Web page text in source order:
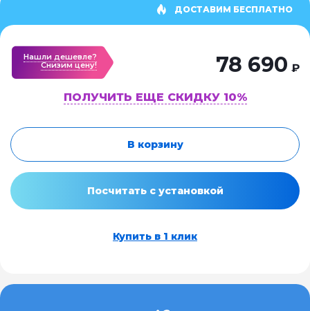
ДОСТАВИМ БЕСПЛАТНО
Нашли дешевле?
Cнизим цену!
78 690 ₽
ПОЛУЧИТЬ ЕЩЕ СКИДКУ 10%
В корзину
Посчитать с установкой
Купить в 1 клик